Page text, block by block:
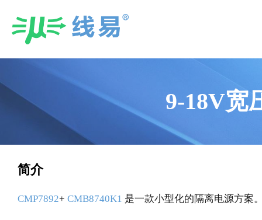
9-18V宽
简介
CMP7892+ CMB8740K1 是一款小型化的隔离电源方案